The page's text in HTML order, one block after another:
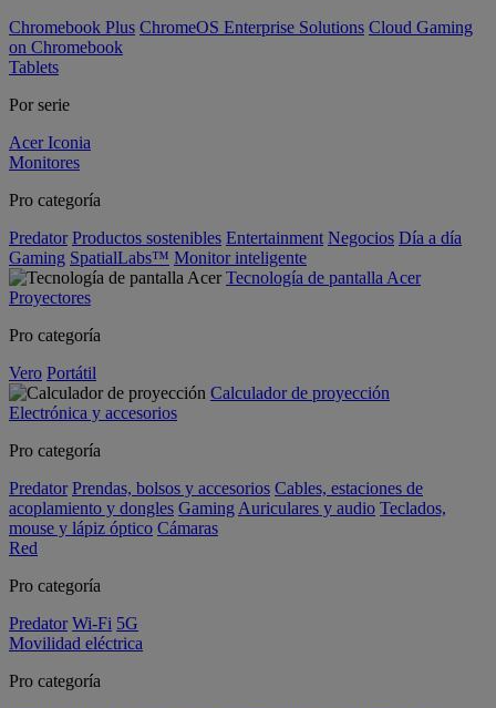
Chromebook Plus ChromeOS Enterprise Solutions Cloud Gaming
on Chromebook
Tablets
Por serie
Acer Iconia
Monitores
Pro categoría
Predator Productos sostenibles Entertainment Negocios Día a día
Gaming SpatialLabs™ Monitor inteligente
Tecnología de pantalla Acer
Proyectores
Pro categoría
Vero Portátil
Calculador de proyección
Electrónica y accesorios
Pro categoría
Predator Prendas, bolsos y accesorios Cables, estaciones de
acoplamiento y dongles Gaming Auriculares y audio Teclados,
mouse y lápiz óptico Cámaras
Red
Pro categoría
Predator Wi-Fi 5G
Movilidad eléctrica
Pro categoría